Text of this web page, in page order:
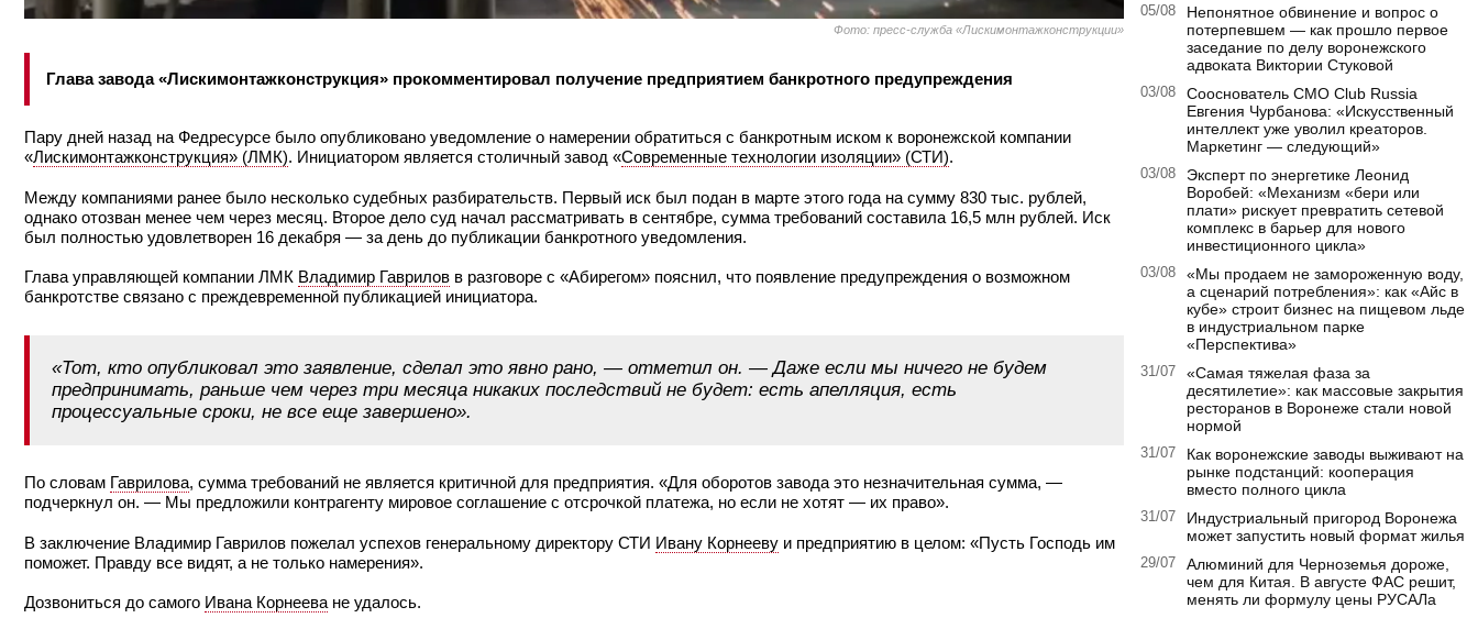
Фото: пресс-служба «Лискимонтажконструкции»
Глава завода «Лискимонтажконструкция» прокомментировал получение предприятием банкротного предупреждения
Пару дней назад на Федресурсе было опубликовано уведомление о намерении обратиться с банкротным иском к воронежской компании
«Лискимонтажконструкция» (ЛМК). Инициатором является столичный завод «Современные технологии изоляции» (СТИ).
Между компаниями ранее было несколько судебных разбирательств. Первый иск был подан в марте этого года на сумму 830 тыс. рублей,
однако отозван менее чем через месяц. Второе дело суд начал рассматривать в сентябре, сумма требований составила 16,5 млн рублей. Иск
был полностью удовлетворен 16 декабря — за день до публикации банкротного уведомления.
Глава управляющей компании ЛМК Владимир Гаврилов в разговоре с «Абирегом» пояснил, что появление предупреждения о возможном
банкротстве связано с преждевременной публикацией инициатора.
«Тот, кто опубликовал это заявление, сделал это явно рано, — отметил он. — Даже если мы ничего не будем
предпринимать, раньше чем через три месяца никаких последствий не будет: есть апелляция, есть
процессуальные сроки, не все еще завершено».
По словам Гаврилова, сумма требований не является критичной для предприятия. «Для оборотов завода это незначительная сумма, —
подчеркнул он. — Мы предложили контрагенту мировое соглашение с отсрочкой платежа, но если не хотят — их право».
В заключение Владимир Гаврилов пожелал успехов генеральному директору СТИ Ивану Корнееву и предприятию в целом: «Пусть Господь им
поможет. Правду все видят, а не только намерения».
Дозвониться до самого Ивана Корнеева не удалось.
05/08
Непонятное обвинение и вопрос о
потерпевшем — как прошло первое
заседание по делу воронежского
адвоката Виктории Стуковой
03/08
Сооснователь CMO Club Russia
Евгения Чурбанова: «Искусственный
интеллект уже уволил креаторов.
Маркетинг — следующий»
03/08
Эксперт по энергетике Леонид
Воробей: «Механизм «бери или
плати» рискует превратить сетевой
комплекс в барьер для нового
инвестиционного цикла»
03/08
«Мы продаем не замороженную воду,
а сценарий потребления»: как «Айс в
кубе» строит бизнес на пищевом льде
в индустриальном парке
«Перспектива»
31/07
«Самая тяжелая фаза за
десятилетие»: как массовые закрытия
ресторанов в Воронеже стали новой
нормой
31/07
Как воронежские заводы выживают на
рынке подстанций: кооперация
вместо полного цикла
31/07
Индустриальный пригород Воронежа
может запустить новый формат жилья
29/07
Алюминий для Черноземья дороже,
чем для Китая. В августе ФАС решит,
менять ли формулу цены РУСАЛа